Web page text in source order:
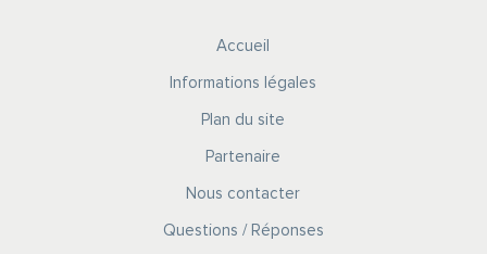
Accueil
Informations légales
Plan du site
Partenaire
Nous contacter
Questions / Réponses